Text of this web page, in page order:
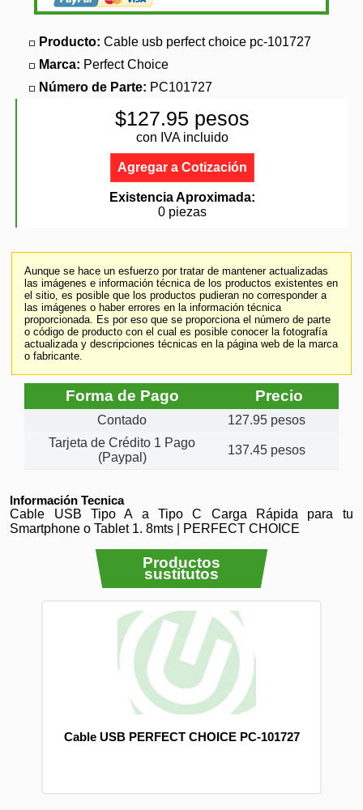
Producto: Cable usb perfect choice pc-101727
Marca: Perfect Choice
Número de Parte: PC101727
$127.95 pesos
con IVA incluido
Agregar a Cotización
Existencia Aproximada:
0 piezas
Aunque se hace un esfuerzo por tratar de mantener actualizadas
las imágenes e información técnica de los productos existentes en
el sitio, es posible que los productos pudieran no corresponder a
las imágenes o haber errores en la información técnica
proporcionada. Es por eso que se proporciona el número de parte
o código de producto con el cual es posible conocer la fotografía
actualizada y descripciones técnicas en la página web de la marca
o fabricante.
Forma de Pago Precio
Contado
127.95 pesos
Tarjeta de Crédito 1 Pago
(Paypal)
137.45 pesos
Información Tecnica
Cable USB Tipo A a Tipo C Carga Rápida para tu
Smartphone o Tablet 1. 8mts | PERFECT CHOICE
Productos
sustitutos
Cable USB PERFECT CHOICE PC-101727